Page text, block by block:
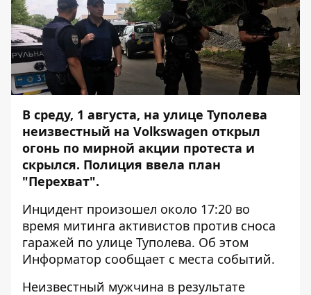
В среду, 1 августа, на улице Туполева
неизвестный на Volkswagen открыл
огонь по мирной акции протеста и
скрылся. Полиция ввела план
"Перехват".
Инцидент произошел около 17:20 во
время митинга активистов против сноса
гаражей по улице Туполева. Об этом
Информатор сообщает с места событий.
Неизвестный мужчина в результате